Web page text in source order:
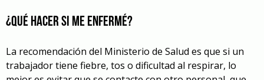
¿Qué hacer si me enfermé?
La recomendación del Ministerio de Salud es que si un
trabajador tiene fiebre, tos o dificultad al respirar, lo